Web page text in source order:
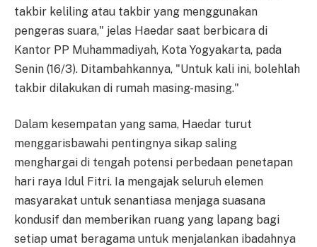
takbir keliling atau takbir yang menggunakan
pengeras suara," jelas Haedar saat berbicara di
Kantor PP Muhammadiyah, Kota Yogyakarta, pada
Senin (16/3). Ditambahkannya, "Untuk kali ini, bolehlah
takbir dilakukan di rumah masing-masing."
Dalam kesempatan yang sama, Haedar turut
menggarisbawahi pentingnya sikap saling
menghargai di tengah potensi perbedaan penetapan
hari raya Idul Fitri. Ia mengajak seluruh elemen
masyarakat untuk senantiasa menjaga suasana
kondusif dan memberikan ruang yang lapang bagi
setiap umat beragama untuk menjalankan ibadahnya